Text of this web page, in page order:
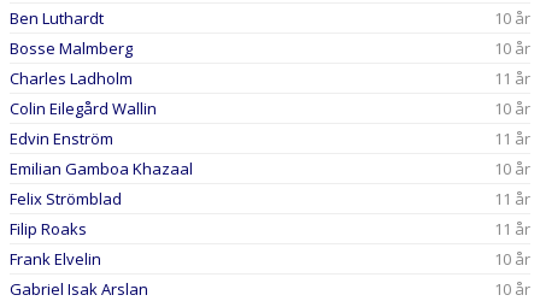
Ben Luthardt
10 år
Bosse Malmberg
10 år
Charles Ladholm
11 år
Colin Eilegård Wallin
10 år
Edvin Enström
11 år
Emilian Gamboa Khazaal
10 år
Felix Strömblad
11 år
Filip Roaks
11 år
Frank Elvelin
10 år
Gabriel Isak Arslan
10 år